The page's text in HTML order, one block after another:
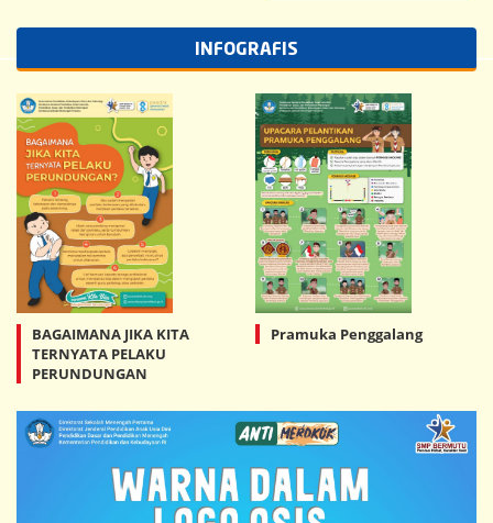
INFOGRAFIS
BAGAIMANA JIKA KITA
TERNYATA PELAKU
PERUNDUNGAN
Pramuka Penggalang